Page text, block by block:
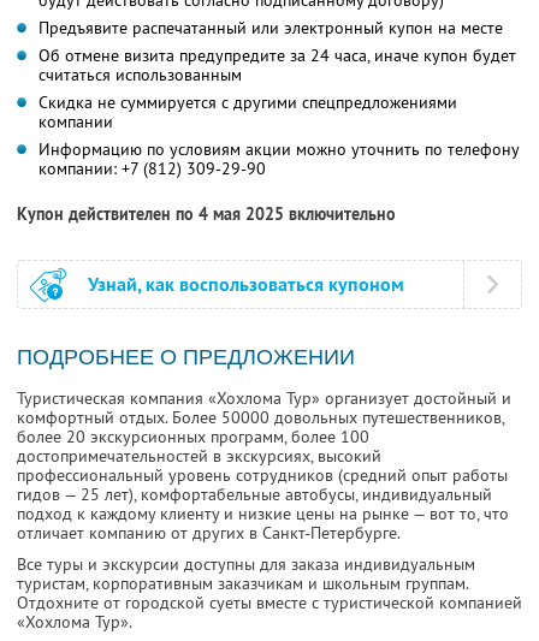
Предъявите распечатанный или электронный купон на месте
Об отмене визита предупредите за 24 часа, иначе купон будет
считаться использованным
Скидка не суммируется с другими спецпредложениями
компании
Информацию по условиям акции можно уточнить по телефону
компании: +7 (812) 309-29-90
Купон действителен по 4 мая 2025 включительно
Узнай, как воспользоваться купоном
ПОДРОБНЕЕ О ПРЕДЛОЖЕНИИ
Туристическая компания «Хохлома Тур» организует достойный и
комфортный отдых. Более 50000 довольных путешественников,
более 20 экскурсионных программ, более 100
достопримечательностей в экскурсиях, высокий
профессиональный уровень сотрудников (средний опыт работы
гидов — 25 лет), комфортабельные автобусы, индивидуальный
подход к каждому клиенту и низкие цены на рынке — вот то, что
отличает компанию от других в Санкт-Петербурге.
Все туры и экскурсии доступны для заказа индивидуальным
туристам, корпоративным заказчикам и школьным группам.
Отдохните от городской суеты вместе с туристической компанией
«Хохлома Тур».